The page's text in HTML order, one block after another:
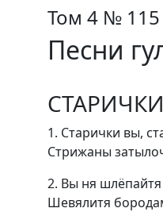
Том 4 №
Песни
1. Старички вы,
Стрижаны
2. Вы ня
Шевялитя